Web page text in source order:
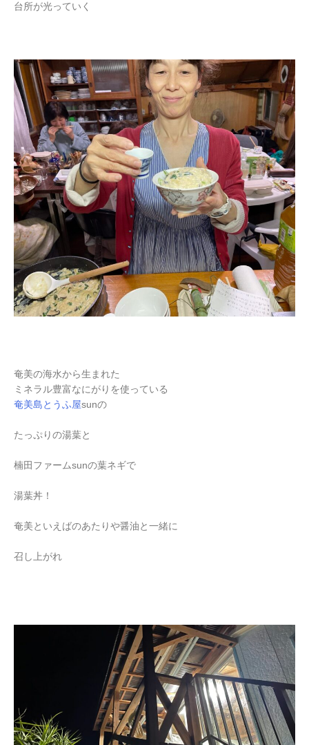
台所が光っていく
奄美の海水から生まれた
ミネラル豊富なにがりを使っている
奄美島とうふ屋sunの
たっぷりの湯葉と
楠田ファームsunの葉ネギで
湯葉丼！
奄美といえばのあたりや醤油と一緒に
召し上がれ